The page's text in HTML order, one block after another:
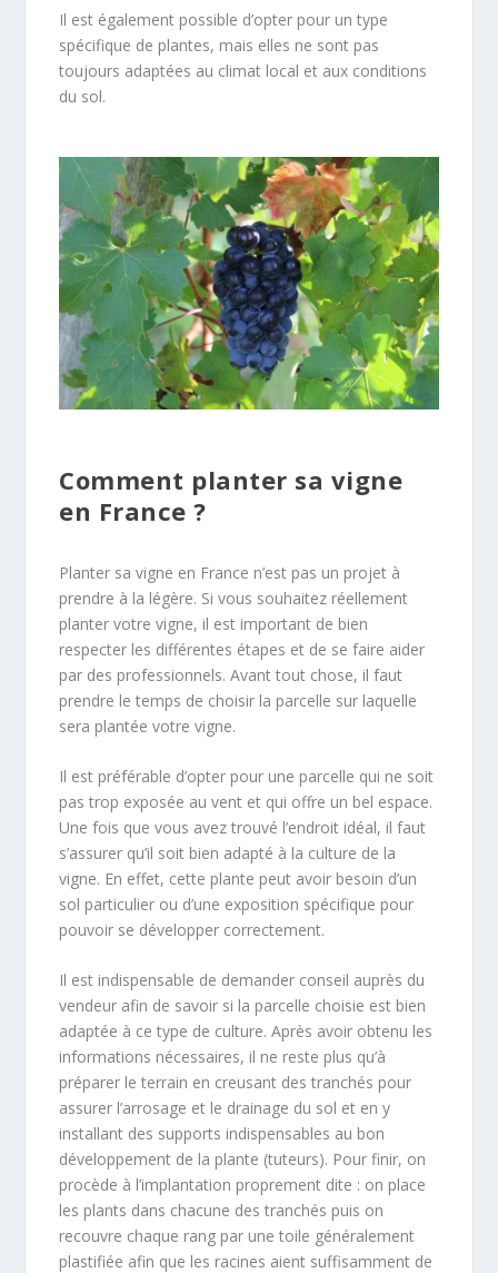
Il est également possible d’opter pour un type
spécifique de plantes, mais elles ne sont pas
toujours adaptées au climat local et aux conditions
du sol.
Comment planter sa vigne
en France ?
Planter sa vigne en France n’est pas un projet à
prendre à la légère. Si vous souhaitez réellement
planter votre vigne, il est important de bien
respecter les différentes étapes et de se faire aider
par des professionnels. Avant tout chose, il faut
prendre le temps de choisir la parcelle sur laquelle
sera plantée votre vigne.
Il est préférable d’opter pour une parcelle qui ne soit
pas trop exposée au vent et qui offre un bel espace.
Une fois que vous avez trouvé l’endroit idéal, il faut
s’assurer qu’il soit bien adapté à la culture de la
vigne. En effet, cette plante peut avoir besoin d’un
sol particulier ou d’une exposition spécifique pour
pouvoir se développer correctement.
Il est indispensable de demander conseil auprès du
vendeur afin de savoir si la parcelle choisie est bien
adaptée à ce type de culture. Après avoir obtenu les
informations nécessaires, il ne reste plus qu’à
préparer le terrain en creusant des tranchés pour
assurer l’arrosage et le drainage du sol et en y
installant des supports indispensables au bon
développement de la plante (tuteurs). Pour finir, on
procède à l’implantation proprement dite : on place
les plants dans chacune des tranchés puis on
recouvre chaque rang par une toile généralement
plastifiée afin que les racines aient suffisamment de